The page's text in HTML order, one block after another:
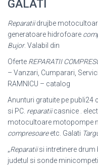
GALATI
Reparatiidrujbe
generatoare hidrofoare
Bujor. Valabil din
Oferte REPARATII
– Vanzari, Cumparari,
RAMNICU – catalog
Anunturi gratuite pe publi24
si PC. reparatiicasnice .
motocultoare motopompe
compresoareetc. Galati
„Reparatiisi intretinere drum
judetul si sonde